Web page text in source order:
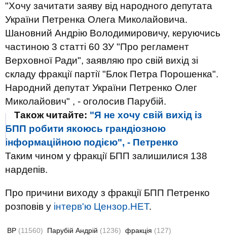
"Хочу зачитати заяву від народного депутата
України Петренка Олега Миколайовича.
Шановний Андрію Володимировичу, керуючись
частиною 3 статті 60 ЗУ "Про регламент
Верховної Ради", заявляю про свій вихід зі
складу фракції партії "Блок Петра Порошенка".
Народний депутат України Петренко Олег
Миколайович" , - оголосив Парубій.
Також читайте: "Я не хочу свій вихід із
БПП робити якоюсь грандіозною
інформаційною подією", - Петренко
Таким чином у фракції БПП залишилися 138
нардепів.
Про причини виходу з фракції БПП Петренко
розповів у інтерв'ю Цензор.НЕТ.
ВР (11560) Парубій Андрій (1236) фракція (127)